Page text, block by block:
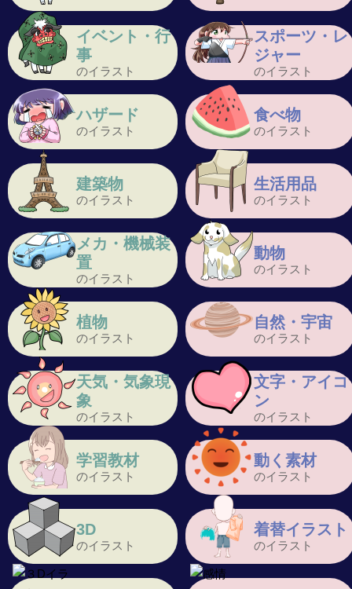
イベント・行
事
のイラスト
スポーツ・レ
ジャー
のイラスト
ハザード
のイラスト
食べ物
のイラスト
建築物
のイラスト
生活用品
のイラスト
メカ・機械装
置
のイラスト
動物
のイラスト
植物
のイラスト
自然・宇宙
のイラスト
天気・気象現
象
のイラスト
文字・アイコ
ン
のイラスト
学習教材
のイラスト
動く素材
のイラスト
3D
のイラスト
着替イラスト
のイラスト